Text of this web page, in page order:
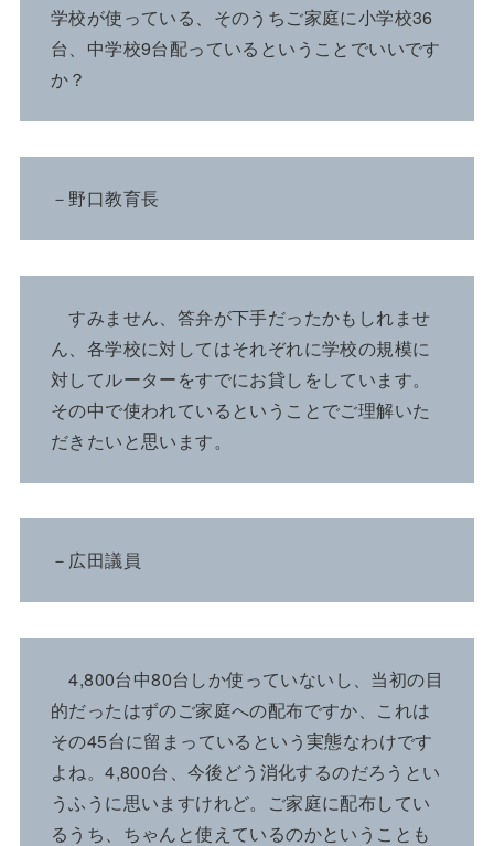
学校が使っている、そのうちご家庭に小学校36
台、中学校9台配っているということでいいです
か？
－野口教育長
すみません、答弁が下手だったかもしれませ
ん、各学校に対してはそれぞれに学校の規模に
対してルーターをすでにお貸しをしています。
その中で使われているということでご理解いた
だきたいと思います。
－広田議員
4,800台中80台しか使っていないし、当初の目
的だったはずのご家庭への配布ですか、これは
その45台に留まっているという実態なわけです
よね。4,800台、今後どう消化するのだろうとい
うふうに思いますけれど。ご家庭に配布してい
るうち、ちゃんと使えているのかということも